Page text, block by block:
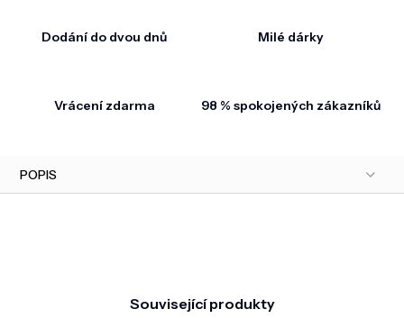
Dodání do dvou dnů Milé dárky
Vrácení zdarma 98 % spokojených zákazníků
POPIS
Související produkty